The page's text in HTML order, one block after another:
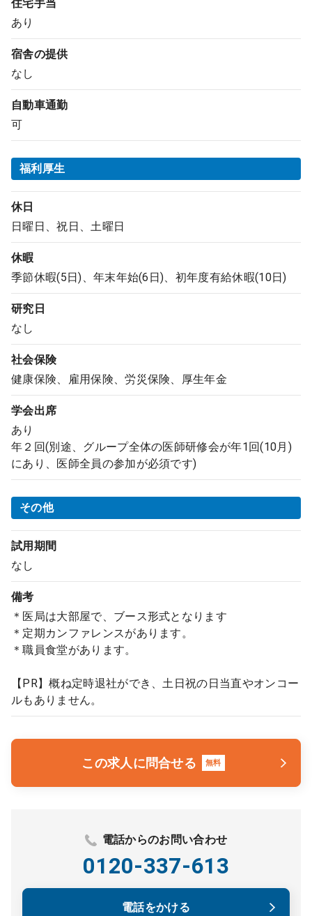
住宅手当
あり
宿舎の提供
なし
自動車通勤
可
福利厚生
休日
日曜日、祝日、土曜日
休暇
季節休暇(5日)、年末年始(6日)、初年度有給休暇(10日)
研究日
なし
社会保険
健康保険、雇用保険、労災保険、厚生年金
学会出席
あり
年２回(別途、グループ全体の医師研修会が年1回(10月)
にあり、医師全員の参加が必須です)
その他
試用期間
なし
備考
＊医局は大部屋で、ブース形式となります
＊定期カンファレンスがあります。
＊職員食堂があります。
【PR】概ね定時退社ができ、土日祝の日当直やオンコー
ルもありません。
この求人に問合せる 無料
電話からのお問い合わせ
0120-337-613
電話をかける